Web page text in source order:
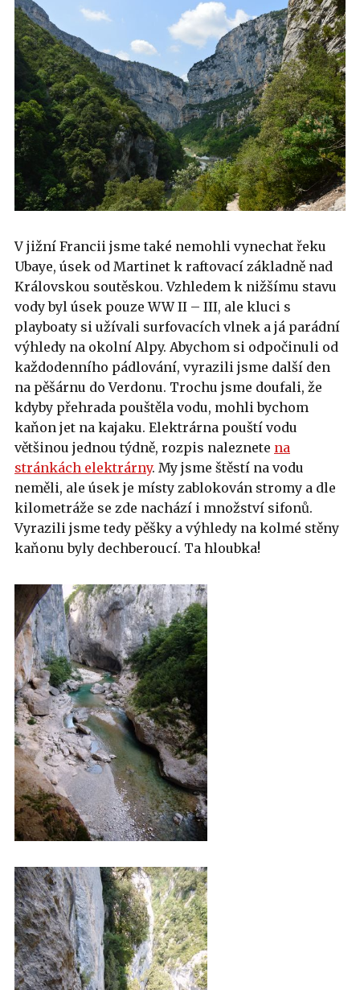
V jižní Francii jsme také nemohli vynechat řeku
Ubaye, úsek od Martinet k raftovací základně nad
Královskou soutěskou. Vzhledem k nižšímu stavu
vody byl úsek pouze WW II – III, ale kluci s
playboaty si užívali surfovacích vlnek a já parádní
výhledy na okolní Alpy. Abychom si odpočinuli od
každodenního pádlování, vyrazili jsme další den
na pěšárnu do Verdonu. Trochu jsme doufali, že
kdyby přehrada pouštěla vodu, mohli bychom
kaňon jet na kajaku. Elektrárna pouští vodu
většinou jednou týdně, rozpis naleznete na
stránkách elektrárny. My jsme štěstí na vodu
neměli, ale úsek je místy zablokován stromy a dle
kilometráže se zde nachází i množství sifonů.
Vyrazili jsme tedy pěšky a výhledy na kolmé stěny
kaňonu byly dechberoucí. Ta hloubka!